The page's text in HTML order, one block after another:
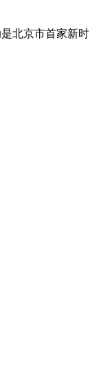
北京市首家新时